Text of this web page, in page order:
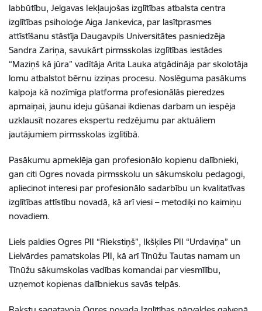
labbūtību, Jelgavas Iekļaujošas izglītības atbalsta centra
izglītības psiholoģe Aiga Jankevica, par lasītprasmes
attīstīšanu stāstīja Daugavpils Universitātes pasniedzēja
Sandra Zariņa, savukārt pirmsskolas izglītības iestādes
“Maziņš kā jūra” vadītāja Arita Lauka atgādināja par skolotāja
lomu atbalstot bērnu izziņas procesu. Noslēguma pasākums
kalpoja kā nozīmīga platforma profesionālās pieredzes
apmaiņai, jaunu ideju gūšanai ikdienas darbam un iespēja
uzklausīt nozares ekspertu redzējumu par aktuāliem
jautājumiem pirmsskolas izglītībā.
Pasākumu apmeklēja gan profesionālo kopienu dalībnieki,
gan citi Ogres novada pirmsskolu un sākumskolu pedagogi,
apliecinot interesi par profesionālo sadarbību un kvalitatīvas
izglītības attīstību novadā, kā arī viesi – metodiķi no kaimiņu
novadiem.
Liels paldies Ogres PII “Riekstiņš”, Ikšķiles PII “Urdaviņa” un
Lielvārdes pamatskolas PII, kā arī Tīnūžu Tautas namam un
Tīnūžu sākumskolas vadības komandai par viesmīlību,
uzņemot kopienas dalībniekus savās telpās.